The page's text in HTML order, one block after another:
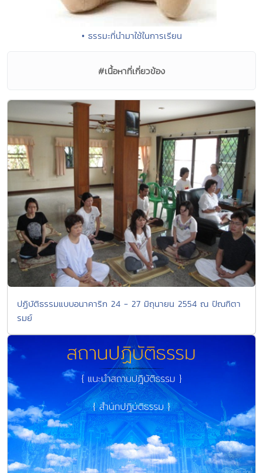
• ธรรมะที่นำมาใช้ในการเรียน
#เนื้อหาที่เกี่ยวข้อง
ปฏิบัติธรรมแบบอนาคาริก 24 - 27 มิถุนายน 2554 ณ ปัณฑิตา
รมย์